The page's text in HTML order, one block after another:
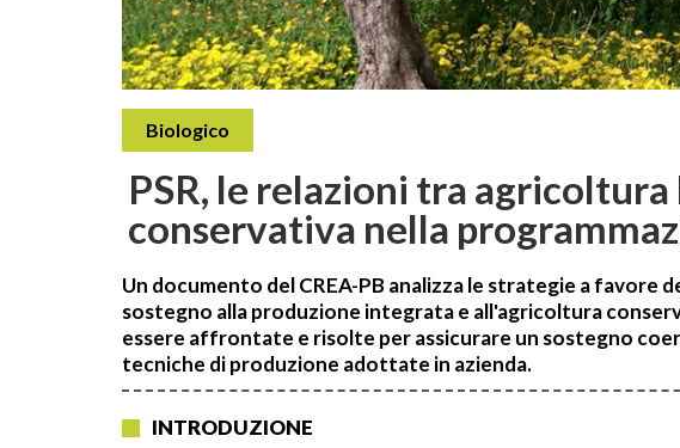
Biologico
PSR, le relazioni tra
conservativa nella
Un documento del CREA-PB analizza le strategie a
sostegno alla produzione integrata e all'agricoltura
essere affrontate e risolte per assicurare un sostegno
tecniche di produzione adottate in azienda.
INTRODUZIONE